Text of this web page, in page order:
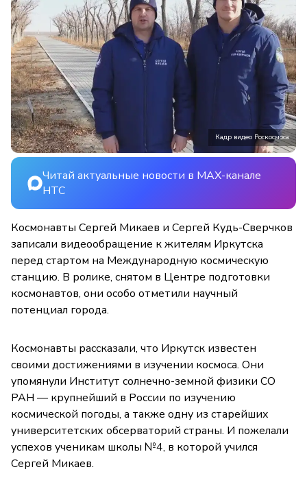
Кадр видео Роскосмоса
Читай актуальные новости в MAX-канале
НТС
Космонавты Сергей Микаев и Сергей Кудь-Сверчков
записали видеообращение к жителям Иркутска
перед стартом на Международную космическую
станцию. В ролике, снятом в Центре подготовки
космонавтов, они особо отметили научный
потенциал города.
Космонавты рассказали, что Иркутск известен
своими достижениями в изучении космоса. Они
упомянули Институт солнечно-земной физики СО
РАН — крупнейший в России по изучению
космической погоды, а также одну из старейших
университетских обсерваторий страны. И пожелали
успехов ученикам школы №4, в которой учился
Сергей Микаев.